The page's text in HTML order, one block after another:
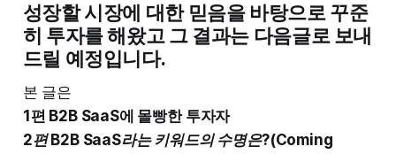
성장할 시장에 대한 믿음을 바탕으로 꾸준
히 투자를 해왔고 그 결과는 다음글로 보내
드릴 예정입니다.
본 글은
1편 B2B SaaS에 몰빵한 투자자
2편 B2B SaaS라는 키워드의 수명은?(Coming